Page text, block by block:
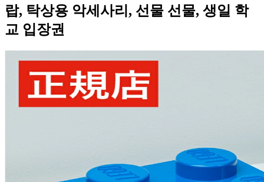
랍, 탁상용 악세사리, 선물 선물, 생일 학
교 입장권